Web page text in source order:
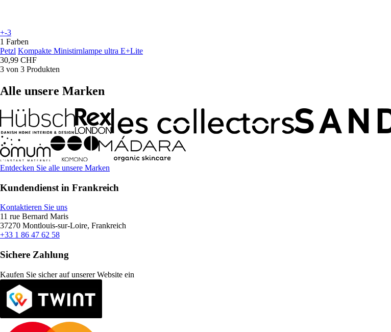
+-3
1 Farben
Petzl Kompakte Ministirnlampe ultra E+Lite
30,99 CHF
3 von 3 Produkten
Alle unsere Marken
Entdecken Sie alle unsere Marken
Kundendienst in Frankreich
Kontaktieren Sie uns
11 rue Bernard Maris
37270 Montlouis-sur-Loire, Frankreich
+33 1 86 47 62 58
Sichere Zahlung
Kaufen Sie sicher auf unserer Website ein